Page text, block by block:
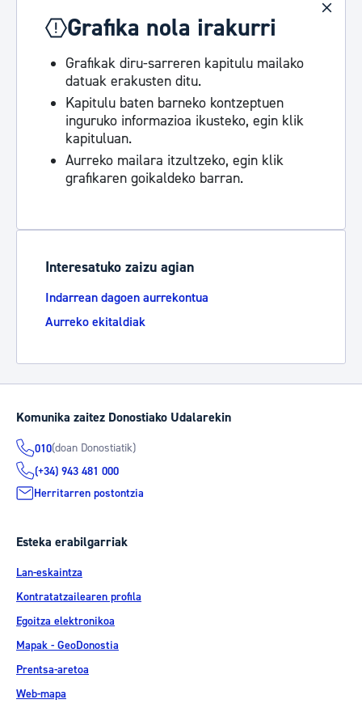
Grafika nola irakurri
Grafikak diru-sarreren kapitulu mailako
datuak erakusten ditu.
Kapitulu baten barneko kontzeptuen
inguruko informazioa ikusteko, egin klik
kapituluan.
Aurreko mailara itzultzeko, egin klik
grafikaren goikaldeko barran.
Interesatuko zaizu agian
Indarrean dagoen aurrekontua
Aurreko ekitaldiak
Komunika zaitez Donostiako Udalarekin
010(doan Donostiatik)
(+34) 943 481 000
Herritarren postontzia
Esteka erabilgarriak
Lan-eskaintza
Kontratatzailearen profila
Egoitza elektronikoa
Mapak - GeoDonostia
Prentsa-aretoa
Web-mapa